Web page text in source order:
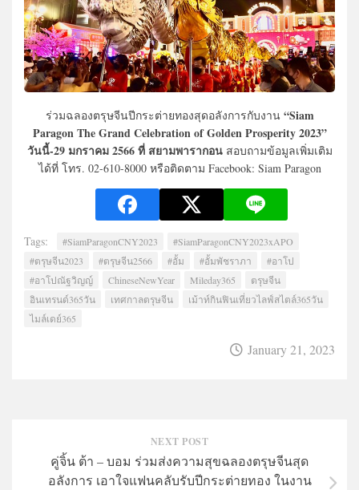
ร่วมฉลองตรุษจีนปีกระต่ายทองสุดอลังการกับงาน “Siam
Paragon The Grand Celebration of Golden Prosperity 2023”
วันนี้-29 มกราคม 2566 ที่ สยามพารากอนสอบถามข้อมูลเพิ่มเติม
ได้ที่ โทร. 02-610-8000 หรือติดตาม Facebook: Siam Paragon
Tags: #SiamParagonCNY2023
#SiamParagonCNY2023xAPO
#ตรุษจีน2023
#ตรุษจีน2566 #อั้ม #อั้มพัชราภา
#อาโป
#อาโปณัฐวิญญ์
ChineseNewYear Mileday365
ตรุษจีน
อินเทรนด์365วัน
เทศกาลตรุษจีน
เม้าท์กินฟินเที่ยวไลฟ์สไตล์365วัน
ไมล์เดย์365
January 21, 2023
NEXT POST
คู่จิ้น ต้า – บอม ร่วมส่งความสุขฉลองตรุษจีนสุด
อลังการ เอาใจแฟนคลับรับปีกระต่ายทอง ในงาน